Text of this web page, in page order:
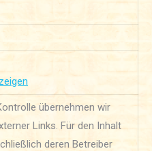
übernehmen wir
Links. Für den Inhalt
deren Betreiber